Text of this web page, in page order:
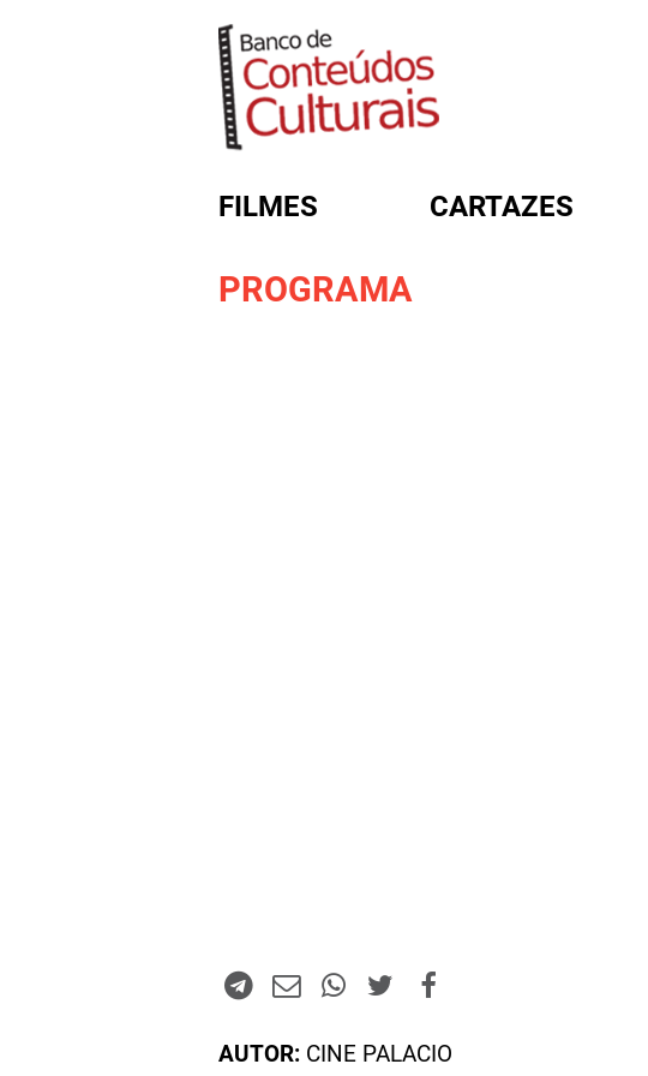
FILMES CARTAZES
PROGRAMA
AUTOR: CINE PALACIO